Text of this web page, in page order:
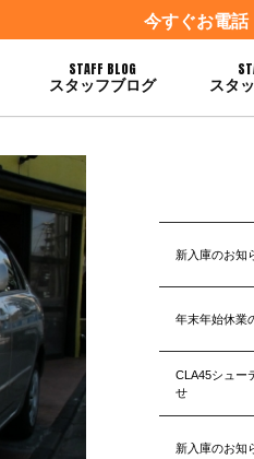
今すぐお電話
STAFF BLOG
スタッフブログ スタ
新入庫のお知
年末年始休業
CLA45シュー
せ
新入庫のお知